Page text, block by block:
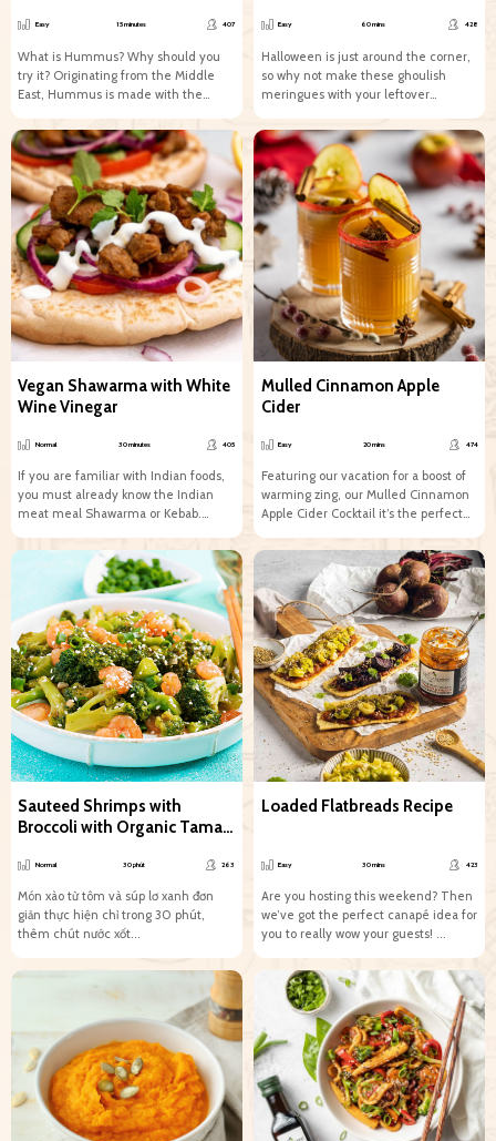
Easy 15 minutes 407
What is Hummus? Why should you
try it? Originating from the Middle
East, Hummus is made with the
Easy 60 mins 428
Halloween is just around the corner,
so why not make these ghoulish
meringues with your leftover
Vegan Shawarma with White
Wine Vinegar
Normal 30 minutes 405
If you are familiar with Indian foods,
you must already know the Indian
meat meal Shawarma or Kebab.
Mulled Cinnamon Apple
Cider
Easy 20 mins 474
Featuring our vacation for a boost of
warming zing, our Mulled Cinnamon
Apple Cider Cocktail it’s the perfect
Sauteed Shrimps with
Broccoli with Organic Tamari
Normal 30 phút 263
Món xào từ tôm và súp lơ xanh đơn
giản thực hiện chỉ trong 30 phút,
thêm chút nước xốt...
Loaded Flatbreads Recipe
Easy 30 mins 423
Are you hosting this weekend?​​​​​​​​ ​​​​​Then
we’ve got the perfect canapé idea for
you to really wow your guests! ...